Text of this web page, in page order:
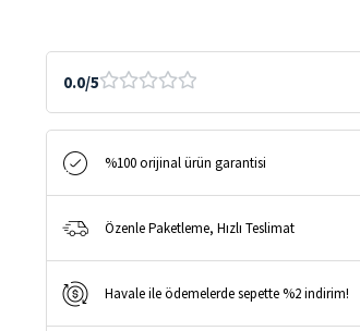
0.0/5
%100 orijinal ürün garantisi
Özenle Paketleme, Hızlı Teslimat
Havale ile ödemelerde sepette %2 indirim!